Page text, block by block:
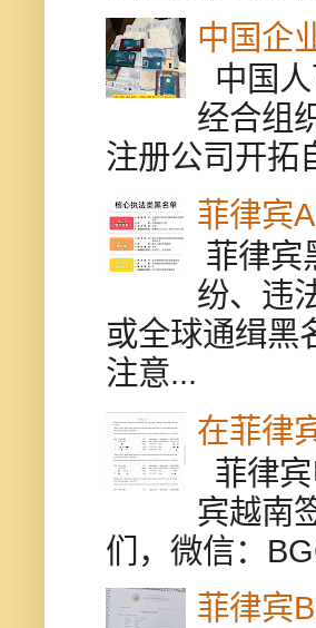
中国企
中国
经合组
注册公司开拓
菲律宾
菲律宾
纷、违
或全球通缉黑
注意...
在菲律
菲律
宾越南
们，微信：
菲律宾